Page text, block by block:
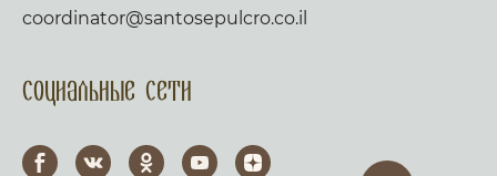
coordinator@santosepulcro.co.il
Социальные сети